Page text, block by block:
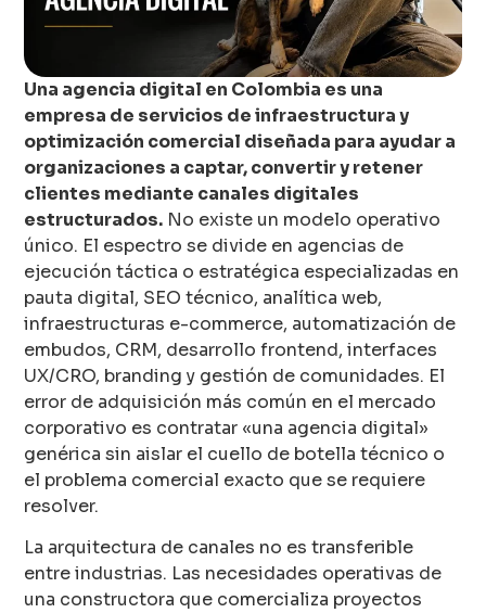
Una agencia digital en Colombia es una
empresa de servicios de infraestructura y
optimización comercial diseñada para ayudar a
organizaciones a captar, convertir y retener
clientes mediante canales digitales
estructurados. No existe un modelo operativo
único. El espectro se divide en agencias de
ejecución táctica o estratégica especializadas en
pauta digital, SEO técnico, analítica web,
infraestructuras e-commerce, automatización de
embudos, CRM, desarrollo frontend, interfaces
UX/CRO, branding y gestión de comunidades. El
error de adquisición más común en el mercado
corporativo es contratar «una agencia digital»
genérica sin aislar el cuello de botella técnico o
el problema comercial exacto que se requiere
resolver.
La arquitectura de canales no es transferible
entre industrias. Las necesidades operativas de
una constructora que comercializa proyectos